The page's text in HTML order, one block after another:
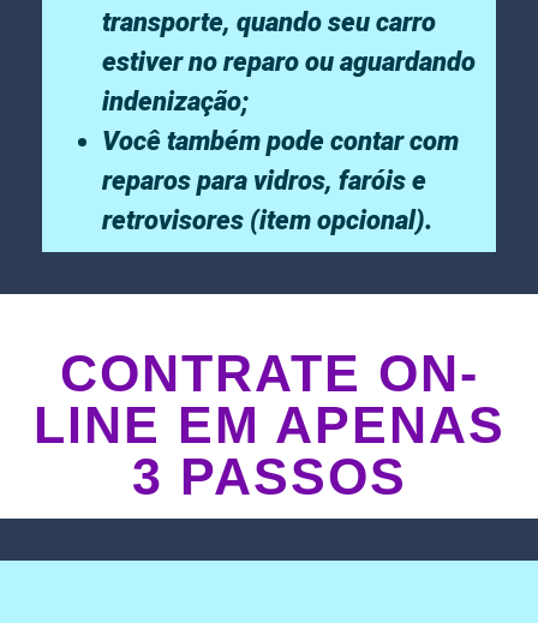
transporte, quando seu carro
estiver no reparo ou aguardando
indenização;
Você também pode contar com
reparos para vidros, faróis e
retrovisores (item opcional).
CONTRATE ON-
LINE EM APENAS
3 PASSOS